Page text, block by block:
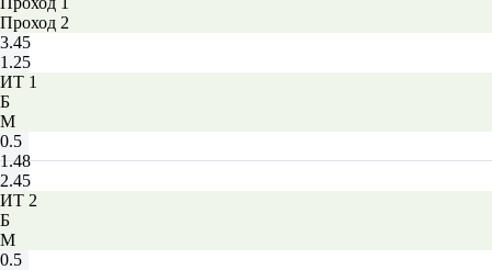
Проход 2
3.45
1.25
ИТ 1
Б
М
0.5
1.48
2.45
ИТ 2
Б
М
0.5